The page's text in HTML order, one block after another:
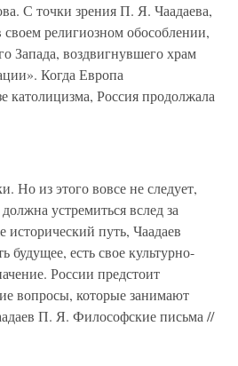
С точки зрения П. Я. Чаадаева,
религиозном обособлении,
Запада, воздвигнувшего храм
Когда Европа
католицизма, Россия продолжала
Но из этого вовсе не следует,
устремиться вслед за
исторический путь, Чаадаев
будущее, есть свое культурно-
России предстоит
вопросы, которые занимают
П. Я. Философские письма //